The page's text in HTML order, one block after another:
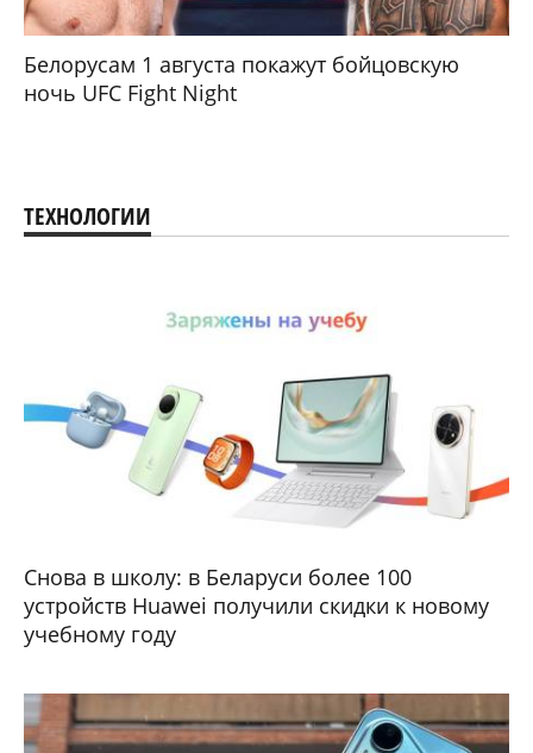
Белорусам 1 августа покажут бойцовскую
ночь UFC Fight Night
ТЕХНОЛОГИИ
Снова в школу: в Беларуси более 100
устройств Huawei получили скидки к новому
учебному году